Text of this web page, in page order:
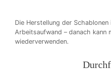
Die Herstellung der
Arbeitsaufwand – danach kann
wiederverwenden.